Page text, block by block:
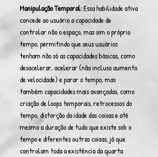
Manipulação Temporal:Essa habilidade ativa
concede ao usuário a capacidade de
controlar não o espaço, mas sim o próprio
tempo, permitindo que seus usuários
tenham não só as capacidades básicas, como
desacelerar, acelerar (não incluso aumento
de velocidade) e parar o tempo, mas
também capacidades mais avançadas, como
criação de loops temporais, retrocessos do
tempo, distorção da idade das coisas e até
mesmo a duração de tudo que existe sob o
tempo e diferentes outras coisas, já que
controlam toda a existência da quarta